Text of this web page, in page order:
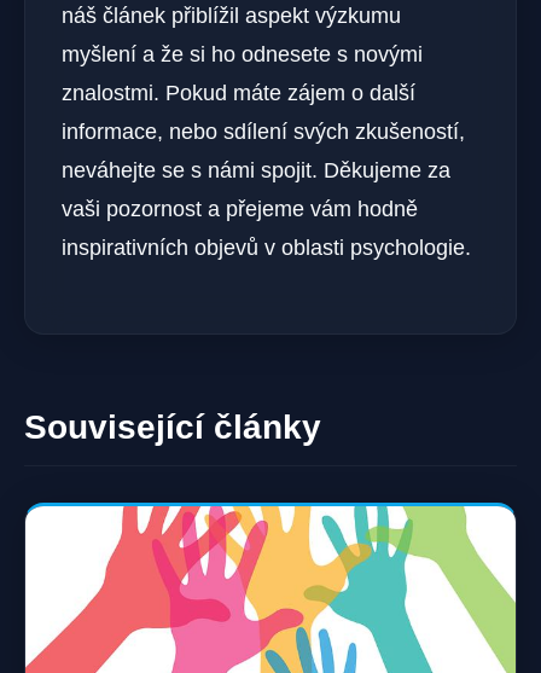
náš článek přiblížil aspekt výzkumu
myšlení a že si ho odnesete s novými
znalostmi. Pokud máte zájem o další
informace, nebo sdílení svých zkušeností,
neváhejte se s námi spojit. Děkujeme za
vaši pozornost a přejeme vám hodně
inspirativních objevů v oblasti psychologie.
Související články